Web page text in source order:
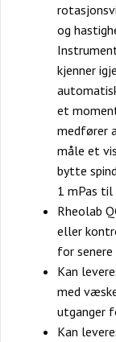
og
kjenner
et
medfører
måle et
bytte
1 mPas til
Rheolab
eller
for
Kan
med
utganger
Kan